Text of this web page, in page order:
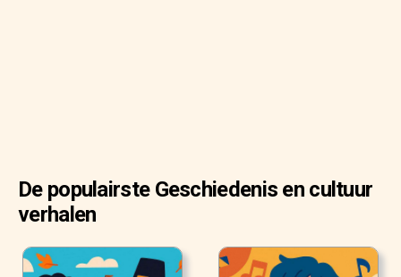
De populairste Geschiedenis en cultuur
verhalen